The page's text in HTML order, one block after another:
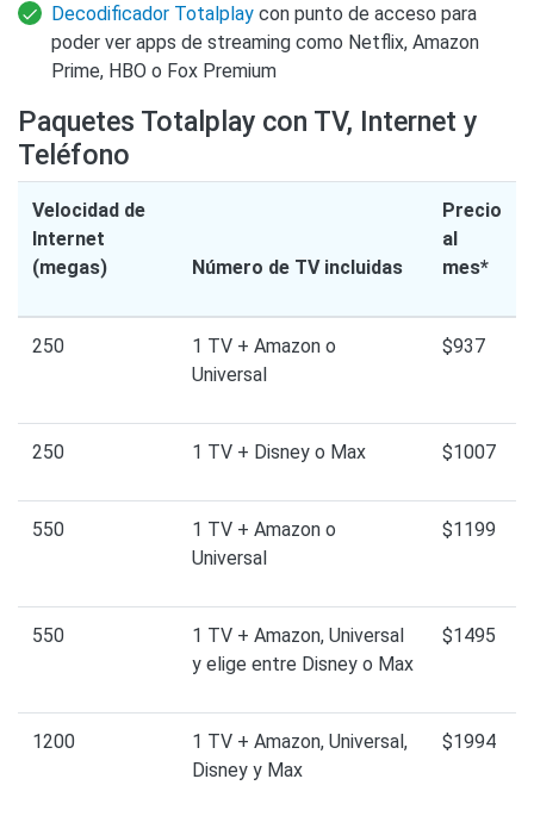
Decodificador Totalplay con punto de acceso para
poder ver apps de streaming como Netflix, Amazon
Prime, HBO o Fox Premium
Paquetes Totalplay con TV, Internet y
Teléfono
Velocidad de
Internet
(megas)
Número de TV incluidas
Precio
al
mes*
250
1 TV + Amazon o
Universal
$937
250 1 TV + Disney o Max $1007
550
1 TV + Amazon o
Universal
$1199
550
1 TV + Amazon, Universal
y elige entre Disney o Max
$1495
1200
1 TV + Amazon, Universal,
Disney y Max
$1994